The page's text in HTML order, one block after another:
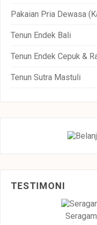
Pakaian Pria Dewasa
Tenun Endek Bali
Tenun Endek Cepuk &
Tenun Sutra Mastuli
TESTIMONI